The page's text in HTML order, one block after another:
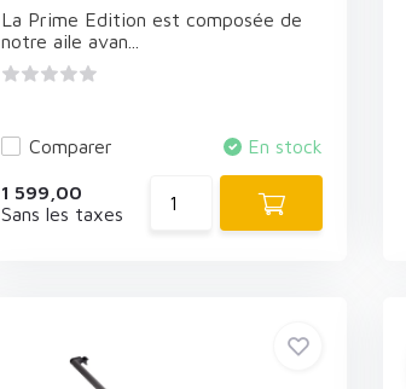
La Prime Edition est composée de
notre aile avan...
Comparer En stock
1 599,00
Sans les taxes